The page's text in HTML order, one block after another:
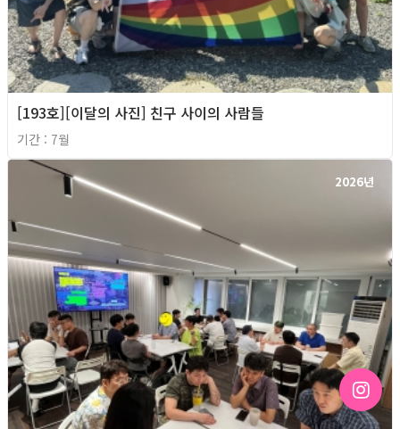
[193호][이달의 사진] 친구 사이의 사람들
기간 : 7월
2026년